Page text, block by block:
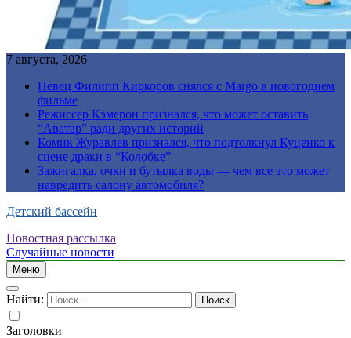
7 августа, 2026
Певец Филипп Киркоров снялся с Margo в новогоднем
фильме
Режиссер Кэмерон признался, что может оставить
“Аватар” ради других историй
Комик Журавлев признался, что подтолкнул Куценко к
сцене драки в “Колобке”
Зажигалка, очки и бутылка воды — чем все это может
навредить салону автомобиля?
Детский бассейн
Новостная рассылка
Случайные новости
Меню
Найти:
Заголовки